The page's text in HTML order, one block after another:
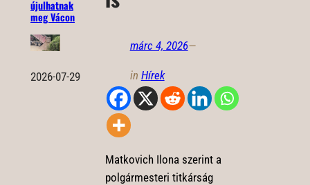
újulhatnak
meg Vácon
2026-07-29
márc 4, 2026—
in Hírek
Matkovich Ilona szerint a
polgármesteri titkárság